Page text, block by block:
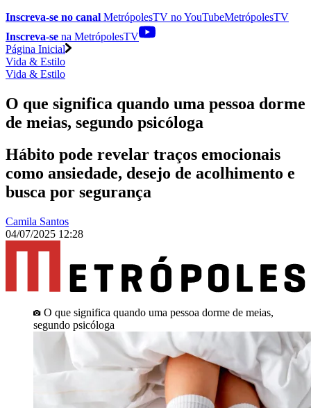
Inscreva-se no canal MetrópolesTV noYouTubeMetrópolesTV
Inscreva-se na MetrópolesTV
Página Inicial
Vida & Estilo
Vida & Estilo
O que significa quando uma pessoa dorme
de meias, segundo psicóloga
Hábito pode revelar traços emocionais
como ansiedade, desejo de acolhimento e
busca por segurança
Camila Santos
04/07/2025 12:28
O que significa quando uma pessoa dorme de meias,
segundo psicóloga